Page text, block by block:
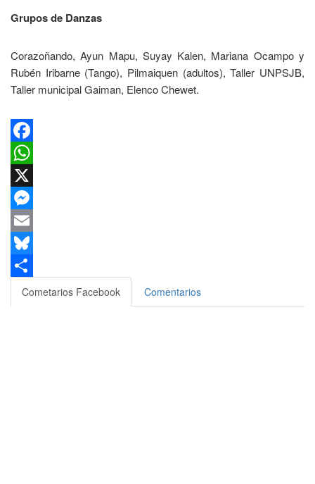
Grupos de Danzas
Corazoñando, Ayun Mapu, Suyay Kalen, Mariana Ocampo y
Rubén Iribarne (Tango), Pilmaiquen (adultos), Taller UNPSJB,
Taller municipal Gaiman, Elenco Chewet.
Facebook
WhatsApp
X
Messenger
Email
Bluesky
Compartir
Cometarios Facebook Comentarios